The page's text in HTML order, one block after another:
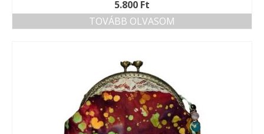
5.800 Ft
TOVÁBB OLVASOM